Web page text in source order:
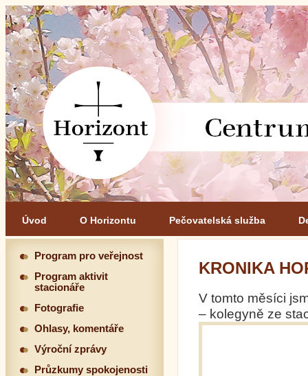
Úvod O Horizontu Pečovatelská služba
KRONIKA
V tomto měsíci
– kolegyně ze
Program pro veřejnost
Program aktivit
stacionáře
Fotografie
Ohlasy, komentáře
Výroční zprávy
Průzkumy spokojenosti